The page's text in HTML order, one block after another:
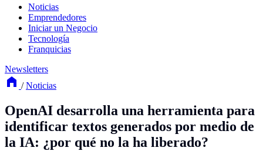
Noticias
Emprendedores
Iniciar un Negocio
Tecnología
Franquicias
Newsletters
/ Noticias
OpenAI desarrolla una herramienta para
identificar textos generados por medio de
la IA: ¿por qué no la ha liberado?